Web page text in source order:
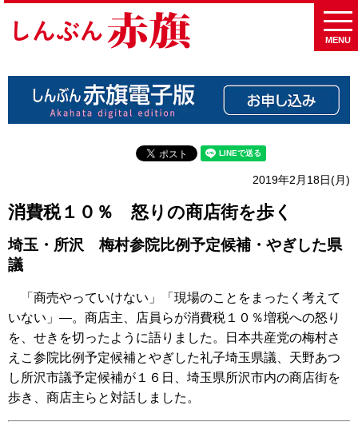
MENU
2019年2月18日(月)
消費税１０％ 怒りの商店街を歩く
埼玉・所沢 梅村参院比例予定候補・やぎした県
議
「商売やっていけない」「現場のことをまったく考えて
いない」―。商店主、店員らが消費税１０％増税への怒り
を、せきを切ったように語りました。日本共産党の梅村さ
えこ参院比例予定候補とやぎした礼子埼玉県議、天野あつ
し所沢市議予定候補が１６日、埼玉県所沢市内の商店街を
歩き、商店主らと対話しました。